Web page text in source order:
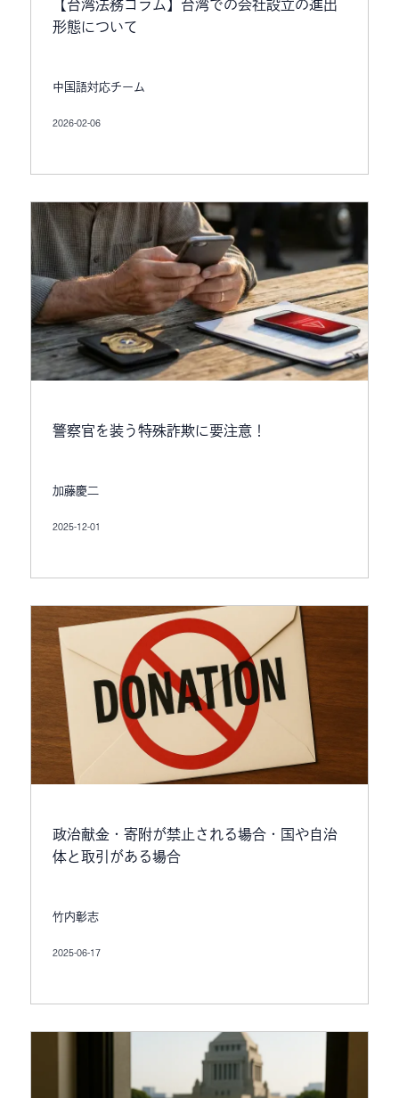
【台湾法務コラム】台湾での会社設立の進出
形態について
中国語対応チーム
2026-02-06
警察官を装う特殊詐欺に要注意！
加藤慶二
2025-12-01
政治献金・寄附が禁止される場合・国や自治
体と取引がある場合
竹内彰志
2025-06-17